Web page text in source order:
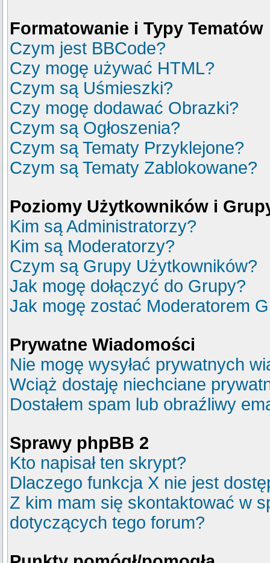
Formatowanie i Typy Tematów
Czym jest BBCode?
Czy mogę używać HTML?
Czym są Uśmieszki?
Czy mogę dodawać Obrazki?
Czym są Ogłoszenia?
Czym są Tematy Przyklejone?
Czym są Tematy Zablokowane?
Poziomy Użytkowników i
Kim są Administratorzy?
Kim są Moderatorzy?
Czym są Grupy Użytkowników?
Jak mogę dołączyć do Grupy?
Jak mogę zostać Moderatorem
Prywatne Wiadomości
Nie mogę wysyłać prywatnych
Wciąż dostaję niechciane
Dostałem spam lub obraźliwy
Sprawy phpBB 2
Kto napisał ten skrypt?
Dlaczego funkcja X nie jest
Z kim mam się skontaktować w
dotyczących tego forum?